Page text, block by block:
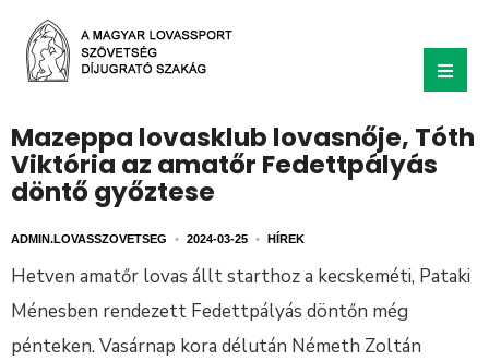
Mazeppa lovasklub lovasnője, Tóth
Viktória az amatőr Fedettpályás
döntő győztese
ADMIN.LOVASSZOVETSEG • 2024-03-25 • HÍREK
Hetven amatőr lovas állt starthoz a kecskeméti, Pataki
Ménesben rendezett Fedettpályás döntőn még
pénteken. Vasárnap kora délután Németh Zoltán